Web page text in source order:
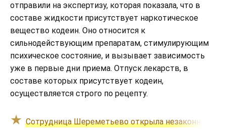
отправили на экспертизу, которая показала, что в
составе жидкости присутствует наркотическое
вещество кодеин. Оно относится к
сильнодействующим препаратам, стимулирующим
психическое состояние, и вызывает зависимость
уже в первые дни приема. Отпуск лекарств, в
составе которых присутствует кодеин,
осуществляется строго по рецепту.
Сотрудница Шереметьево открыла незаконный